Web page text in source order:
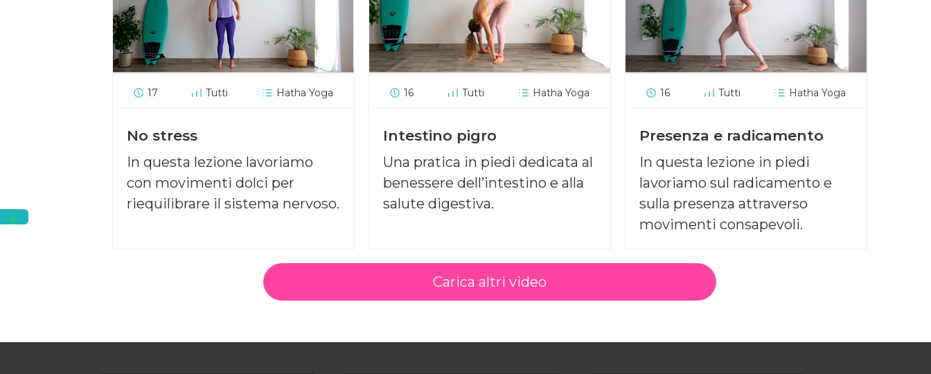
17 Tutti Hatha Yoga
No stress
In questa lezione lavoriamo
con movimenti dolci per
riequilibrare il sistema nervoso.
16 Tutti Hatha Yoga
Intestino pigro
Una pratica in piedi dedicata al
benessere dell’intestino e alla
salute digestiva.
16 Tutti Hatha Yoga
Presenza e radicamento
In questa lezione in piedi
lavoriamo sul radicamento e
sulla presenza attraverso
movimenti consapevoli.
Carica altri video